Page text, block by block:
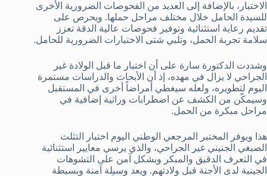
الاختبار، بالإضافة إلى العديد من الفحوصات الضرورية الأخرى
للسيدة الحامل خلال مختلف مراحل حملها. ويحرص على
تقديم رعاية استثنائية وتوفير فحوصات عالية الدقة تعزز
سلامة تجربة الحمل، وتلبي شتى الاختبارات الضرورية للحامل.
وشددت الدكتورة سارة على أن اختبار ما قبل الولادة غير
الجراحي لا يزال في مهده، إذ أن الأبحاث والدراسات مستمرة
اليوم لتطويره، ولعله سيغطي أمراضاً أخرى في المستقبل
وسيمكّن من الكشف عن اضطرابات وراثية إضافية في
مراحل مبكرة من الحمل.
هذا ويوفر المختبر المرجعي الوطني اليوم اختبار التثلث
الصبغي الجنيني غير الجراحي، والذي يرسي معايير استثنائية
في التعرف الدقيق والمبكر وبشكل آمن على التشوهات
الجينية لدى الأجنة قبل ولادتهم. ويعد وسيلة آمنة وبسيطة